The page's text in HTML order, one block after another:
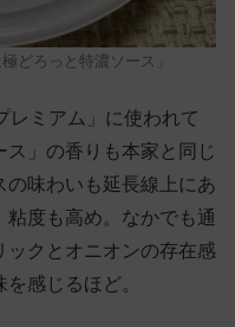
どろっと特濃ソース」
レミアム」に使われて
」の香りも本家と同じ
味わいも延長線上にあ
度も高め。なかでも通
クとオニオンの存在感
感じるほど。